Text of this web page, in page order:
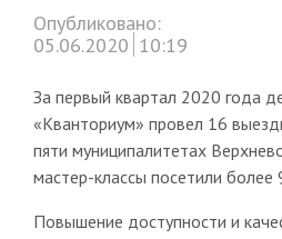
Опубликовано:
05.06.2020 10:19
За первый квартал 2020 года
«Кванториум» провел 16
пяти муниципалитетах
мастер-классы посетили более
Повышение доступности и